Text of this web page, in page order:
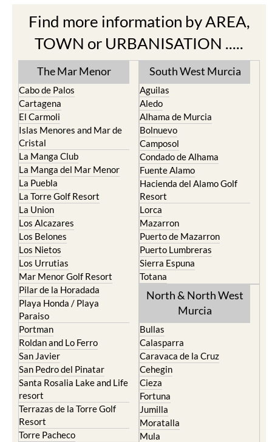
Find more information by AREA,
TOWN or URBANISATION .....
The Mar Menor
Cabo de Palos
Cartagena
El Carmoli
Islas Menores and Mar de
Cristal
La Manga Club
La Manga del Mar Menor
La Puebla
La Torre Golf Resort
La Union
Los Alcazares
Los Belones
Los Nietos
Los Urrutias
Mar Menor Golf Resort
Pilar de la Horadada
Playa Honda / Playa
Paraiso
Portman
Roldan and Lo Ferro
San Javier
San Pedro del Pinatar
Santa Rosalia Lake and Life
resort
Terrazas de la Torre Golf
Resort
Torre Pacheco
South West Murcia
Aguilas
Aledo
Alhama de Murcia
Bolnuevo
Camposol
Condado de Alhama
Fuente Alamo
Hacienda del Alamo Golf
Resort
Lorca
Mazarron
Puerto de Mazarron
Puerto Lumbreras
Sierra Espuna
Totana
North & North West
Murcia
Bullas
Calasparra
Caravaca de la Cruz
Cehegin
Cieza
Fortuna
Jumilla
Moratalla
Mula